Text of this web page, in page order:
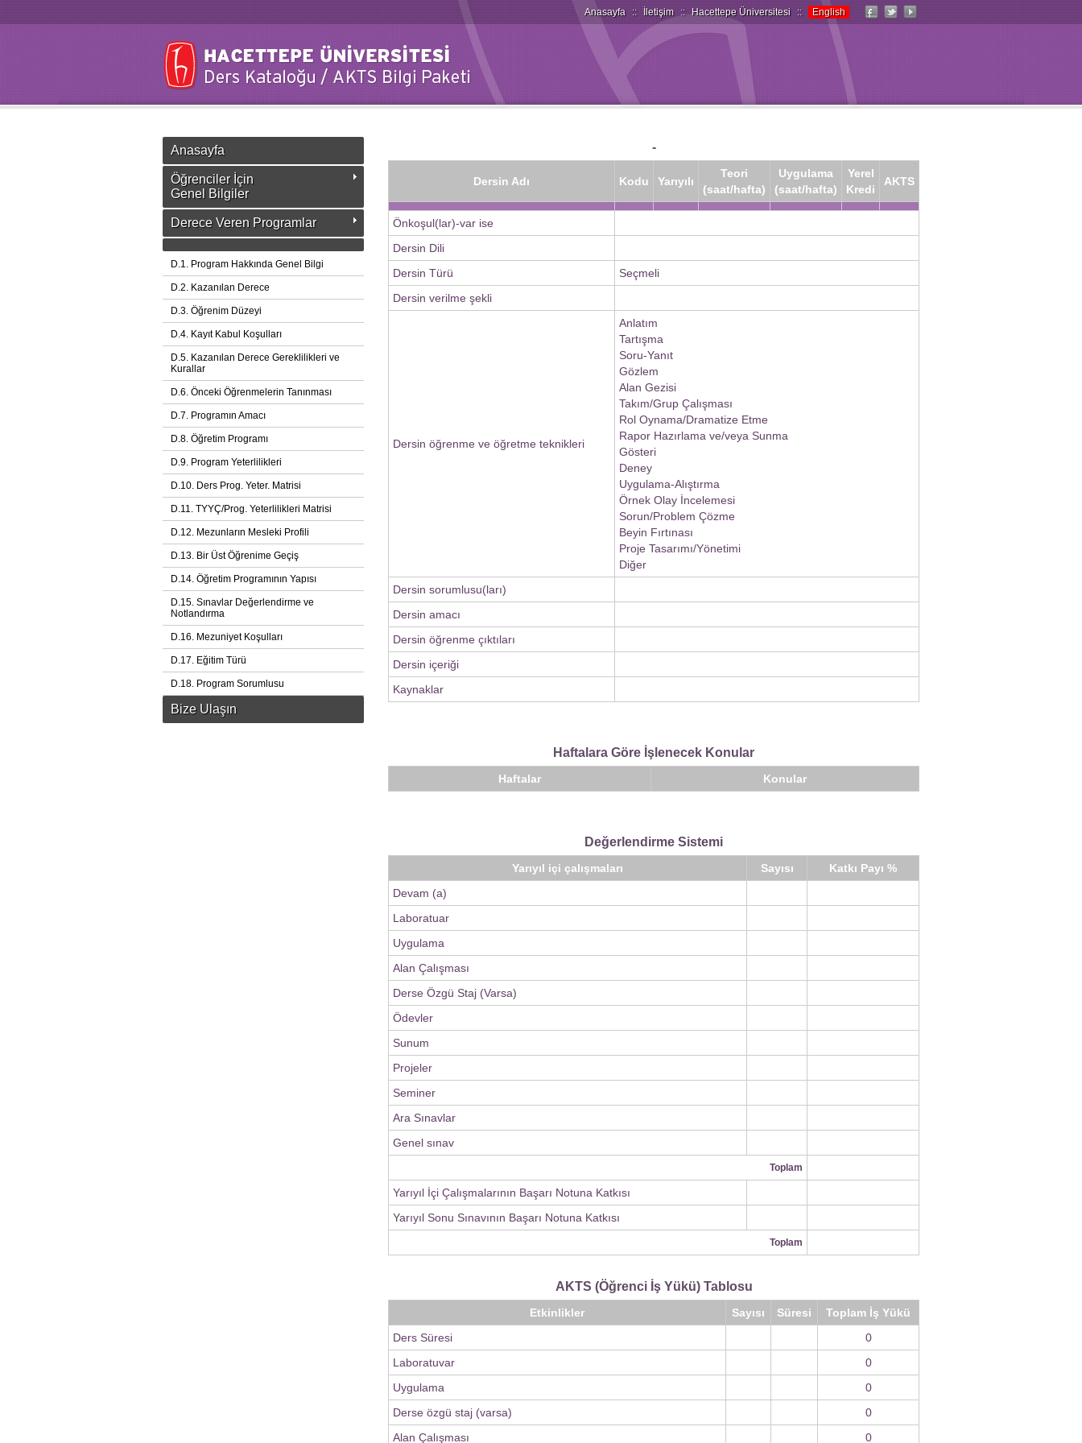
Anasayfa :: İletişim :: Hacettepe Üniversitesi :: English
Anasayfa
Öğrenciler İçin
Genel Bilgiler
Derece Veren Programlar
D.1. Program Hakkında Genel Bilgi
D.2. Kazanılan Derece
D.3. Öğrenim Düzeyi
D.4. Kayıt Kabul Koşulları
D.5. Kazanılan Derece Gereklilikleri ve
Kurallar
D.6. Önceki Öğrenmelerin Tanınması
D.7. Programın Amacı
D.8. Öğretim Programı
D.9. Program Yeterlilikleri
D.10. Ders Prog. Yeter. Matrisi
D.11. TYYÇ/Prog. Yeterlilikleri Matrisi
D.12. Mezunların Mesleki Profili
D.13. Bir Üst Öğrenime Geçiş
D.14. Öğretim Programının Yapısı
D.15. Sınavlar Değerlendirme ve
Notlandırma
D.16. Mezuniyet Koşulları
D.17. Eğitim Türü
D.18. Program Sorumlusu
Bize Ulaşın
-
Dersin Adı Kodu Yarıyılı
Teori
(saat/hafta)
Uygulama
(saat/hafta)
Yerel
Kredi
AKTS
Önkoşul(lar)-var ise
Dersin Dili
Dersin Türü
Seçmeli
Dersin verilme şekli
Dersin öğrenme ve öğretme teknikleri
Anlatım
Tartışma
Soru-Yanıt
Gözlem
Alan Gezisi
Takım/Grup Çalışması
Rol Oynama/Dramatize Etme
Rapor Hazırlama ve/veya Sunma
Gösteri
Deney
Uygulama-Alıştırma
Örnek Olay İncelemesi
Sorun/Problem Çözme
Beyin Fırtınası
Proje Tasarımı/Yönetimi
Diğer
Dersin sorumlusu(ları)
Dersin amacı
Dersin öğrenme çıktıları
Dersin içeriği
Kaynaklar
Haftalara Göre İşlenecek Konular
Haftalar Konular
Değerlendirme Sistemi
Yarıyıl içi çalışmaları Sayısı
Katkı Payı %
Devam (a)
Laboratuar
Uygulama
Alan Çalışması
Derse Özgü Staj (Varsa)
Ödevler
Sunum
Projeler
Seminer
Ara Sınavlar
Genel sınav
Toplam
Yarıyıl İçi Çalışmalarının Başarı Notuna Katkısı
Yarıyıl Sonu Sınavının Başarı Notuna Katkısı
Toplam
AKTS (Öğrenci İş Yükü) Tablosu
Etkinlikler Sayısı Süresi
Toplam İş Yükü
Ders Süresi
0
Laboratuvar
0
Uygulama
0
Derse özgü staj (varsa)
0
Alan Çalışması
0